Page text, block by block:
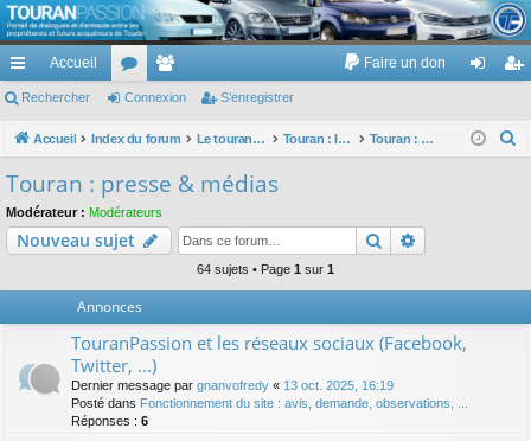
TouranPassion
Le forum des propriétaires ou futurs acquéreurs du Volkswagen Touran
cc
ès
pi
de
Accueil
or
u
e
m
Faire un don
ne nr
Rechercher Connexion S’enregistrer
Accueil Index du forum Le touran dans ses versions I (V1 V2 V3) et II ... Touran : les modèles, les prix, les achats, les options, ... Touran : presse & médias
c
Touran : presse & médias
Modérateur : Modérateurs
Nouveau sujet Rechercher
64 sujets • Page 1 sur 1
Annonces
TouranPassion et les réseaux sociaux (Facebook,
Twitter, ...)
Dernier message par gnanvofredy « 13 oct. 2025, 16:19
Posté dans Fonctionnement du site : avis, demande, observations, ...
Réponses : 6